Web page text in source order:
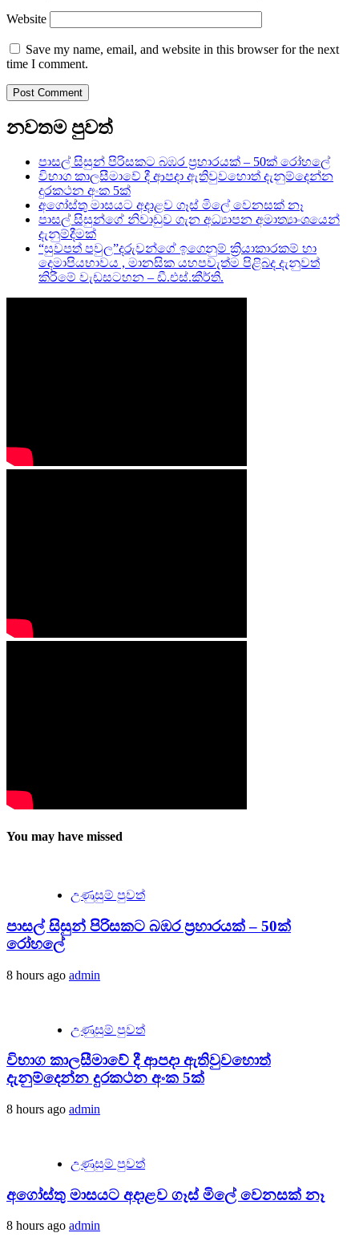
Website
Save my name, email, and website in this browser for the next
time I comment.
නවතම පුවත්
පාසල් සිසුන් පිරිසකට බඹර ප්‍රහාරයක් – 50ක් රෝහලේ
විභාග කාලසීමාවේ දී ආපදා ඇතිවුවහොත් දැනුම්දෙන්න
දුරකථන අංක 5ක්
අගෝස්තු මාසයට අදාළව ගෑස් මිලේ වෙනසක් නෑ
පාසල් සිසුන්ගේ නිවාඩුව ගැන අධ්‍යාපන අමාත්‍යාංශයෙන්
දැනුම්දීමක්
“සුවපත් පවුල”දරුවන්ගේ ඉගෙනුම් ක්‍රියාකාරකම් හා
දෙමාපියභාවය , මානසික යහපවැත්ම පිළිබද දැනුවත්
කිරීමේ වැඩසටහන – ඩී.එස්.කීර්ති.
You may have missed
උණුසුම් පුවත්
පාසල් සිසුන් පිරිසකට බඹර ප්‍රහාරයක් – 50ක්
රෝහලේ
8 hours ago admin
උණුසුම් පුවත්
විභාග කාලසීමාවේ දී ආපදා ඇතිවුවහොත්
දැනුම්දෙන්න දුරකථන අංක 5ක්
8 hours ago admin
උණුසුම් පුවත්
අගෝස්තු මාසයට අදාළව ගෑස් මිලේ වෙනසක් නෑ
8 hours ago admin